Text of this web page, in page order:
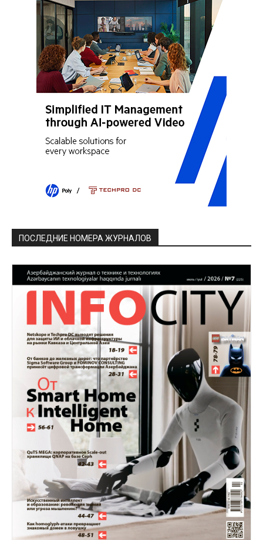
ПОСЛЕДНИЕ НОМЕРА ЖУРНАЛОВ